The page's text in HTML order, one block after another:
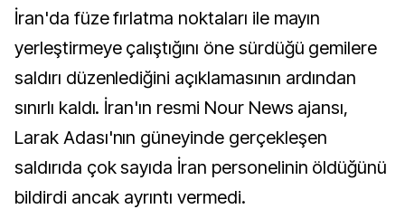
İran'da füze fırlatma noktaları ile mayın
yerleştirmeye çalıştığını öne sürdüğü gemilere
saldırı düzenlediğini açıklamasının ardından
sınırlı kaldı. İran'ın resmi Nour News ajansı,
Larak Adası'nın güneyinde gerçekleşen
saldırıda çok sayıda İran personelinin öldüğünü
bildirdi ancak ayrıntı vermedi.